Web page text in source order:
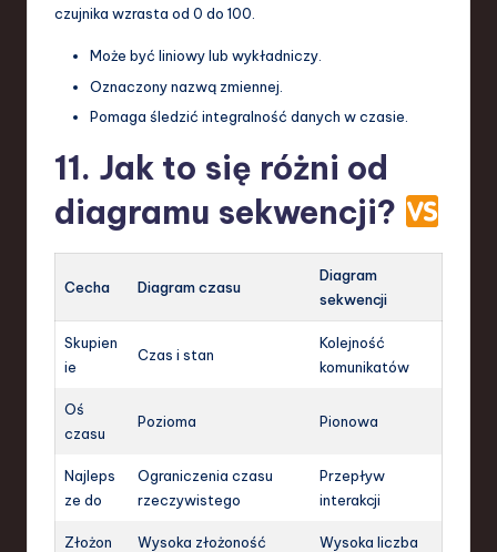
czujnika wzrasta od 0 do 100.
Może być liniowy lub wykładniczy.
Oznaczony nazwą zmiennej.
Pomaga śledzić integralność danych w czasie.
11. Jak to się różni od
diagramu sekwencji?
Cecha Diagram czasu
Diagram
sekwencji
Skupien
ie
Czas i stan
Kolejność
komunikatów
Oś
czasu
Pozioma Pionowa
Najleps
ze do
Ograniczenia czasu
rzeczywistego
Przepływ
interakcji
Złożon
Wysoka złożoność
Wysoka liczba